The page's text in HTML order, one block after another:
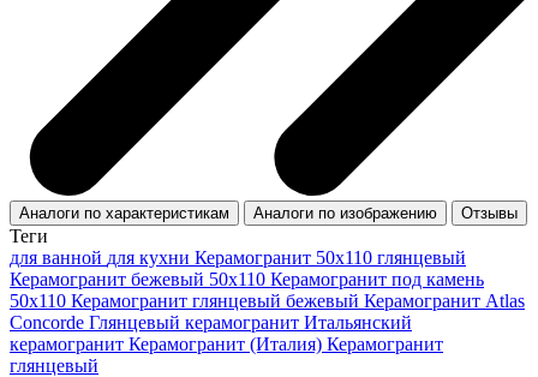
Аналоги по характеристикам Аналоги по изображению Отзывы
Теги
для ванной для кухни Керамогранит 50x110 глянцевый
Керамогранит бежевый 50x110 Керамогранит под камень
50x110 Керамогранит глянцевый бежевый Керамогранит Atlas
Concorde Глянцевый керамогранит Итальянский
керамогранит Керамогранит (Италия) Керамогранит
глянцевый